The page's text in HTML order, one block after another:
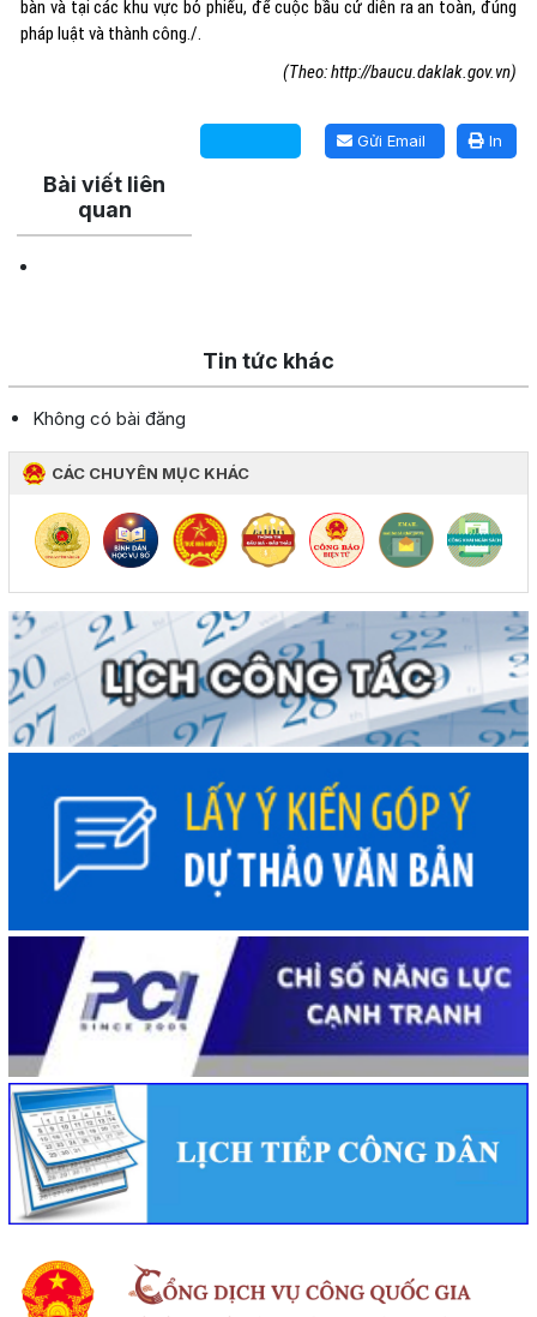
bàn và tại các khu vực bỏ phiếu, để cuộc bầu cử diễn ra an toàn, đúng
pháp luật và thành công./.
(Theo: http://baucu.daklak.gov.vn)
In
Gửi Email
Bài viết liên
quan
Tin tức khác
Không có bài đăng
CÁC CHUYÊN MỤC KHÁC